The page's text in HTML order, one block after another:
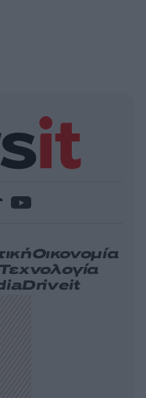
Οικονομία
Τεχνολογία
Driveit